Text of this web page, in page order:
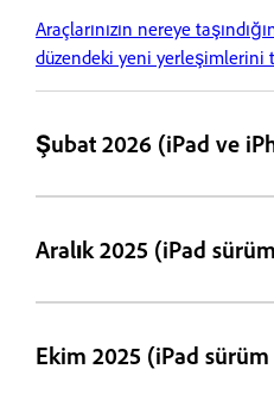
Araçlarınızın nereye
düzendeki yeni yerleşimlerini
Şubat 2026 (iPad ve
Aralık 2025 (iPad
Ekim 2025 (iPad sürüm